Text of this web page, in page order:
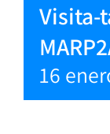
Visita-
16